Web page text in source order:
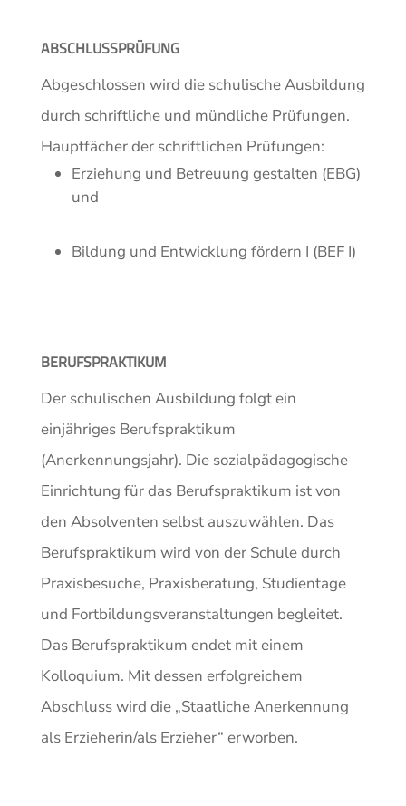
ABSCHLUSSPRÜFUNG
Abgeschlossen wird die schulische Ausbildung
durch schriftliche und mündliche Prüfungen.
Hauptfächer der schriftlichen Prüfungen:
Erziehung und Betreuung gestalten (EBG)
und
Bildung und Entwicklung fördern I (BEF I)
BERUFSPRAKTIKUM
Der schulischen Ausbildung folgt ein
einjähriges Berufspraktikum
(Anerkennungsjahr). Die sozialpädagogische
Einrichtung für das Berufspraktikum ist von
den Absolventen selbst auszuwählen. Das
Berufspraktikum wird von der Schule durch
Praxisbesuche, Praxisberatung, Studientage
und Fortbildungsveranstaltungen begleitet.
Das Berufspraktikum endet mit einem
Kolloquium. Mit dessen erfolgreichem
Abschluss wird die „Staatliche Anerkennung
als Erzieherin/als Erzieher“ erworben.